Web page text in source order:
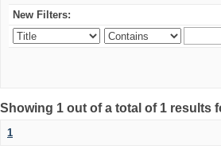
New Filters:
Showing 1 out of a total of 1 results
1